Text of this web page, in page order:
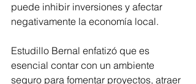
puede inhibir inversiones y afectar
negativamente la economía local.
Estudillo Bernal enfatizó que es
esencial contar con un ambiente
seguro para fomentar proyectos, atraer